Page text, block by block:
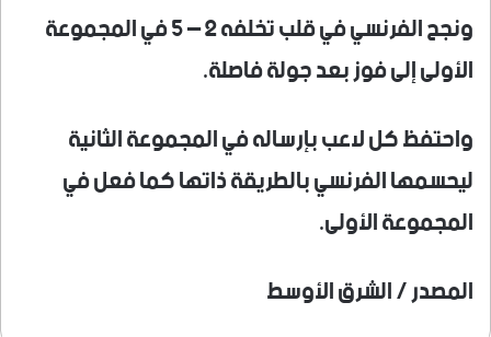
ونجح الفرنسي في قلب تخلفه 2 – 5 في المجموعة
الأولى إلى فوز بعد جولة فاصلة.
واحتفظ كل لاعب بإرساله في المجموعة الثانية
ليحسمها الفرنسي بالطريقة ذاتها كما فعل في
المجموعة الأولى.
المصدر / الشرق الأوسط